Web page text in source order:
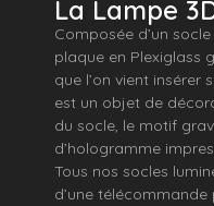
La Lampe
Composée d’un
plaque en Plexiglass
que l’on vient insérer
est un objet de
du socle, le motif
d’hologramme
Tous nos socles
d’une